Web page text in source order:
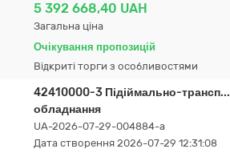
5 392 668,40 UAH
Загальна ціна
Очікування пропозицій
Відкриті торги з особливостями
42410000-3 Підіймально-трансп...
обладнання
UA-2026-07-29-004884-a
Дата створення 2026-07-29 12:31:08